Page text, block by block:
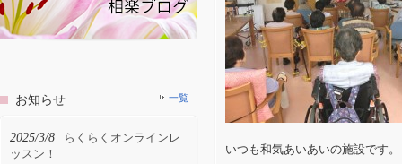
いつも和気あいあいの施設です。
お知らせ 一覧
2025/3/8
らくらくオンラインレ
ッスン！